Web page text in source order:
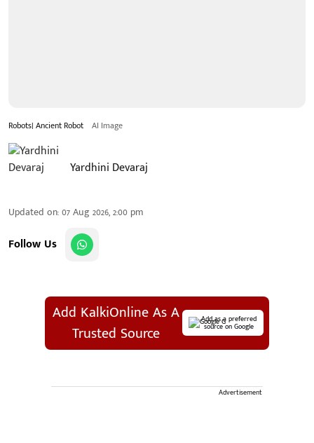
Robots| Ancient Robot AI Image
Yardhini Devaraj
Updated on:07 Aug 2026, 2:00 pm
Follow Us
Add KalkiOnline As A
Trusted Source
Add as a preferred
source on Google
Advertisement